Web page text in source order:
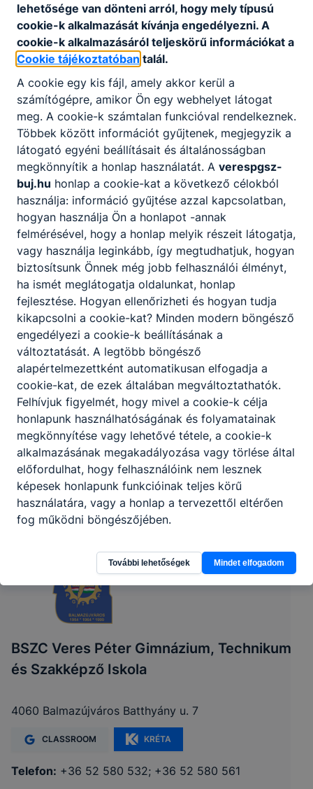
Megosztás
Partnereink
BSZC Veres Péter Gimnázium, Technikum
és Szakképző Iskola
4060 Balmazújváros Batthyány u. 7
CLASSROOM KRÉTA
Telefon: +36 52 580 532; +36 52 580 561
lehetősége van dönteni arról, hogy mely típusú
cookie-k alkalmazását kívánja engedélyezni. A
cookie-k alkalmazásáról teljeskörű információkat a
Cookie tájékoztatóban talál.
A cookie egy kis fájl, amely akkor kerül a
számítógépre, amikor Ön egy webhelyet látogat
meg. A cookie-k számtalan funkcióval rendelkeznek.
Többek között információt gyűjtenek, megjegyzik a
látogató egyéni beállításait és általánosságban
megkönnyítik a honlap használatát. A verespgsz-
buj.hu honlap a cookie-kat a következő célokból
használja: információ gyűjtése azzal kapcsolatban,
hogyan használja Ön a honlapot -annak
felmérésével, hogy a honlap melyik részeit látogatja,
vagy használja leginkább, így megtudhatjuk, hogyan
biztosítsunk Önnek még jobb felhasználói élményt,
ha ismét meglátogatja oldalunkat, honlap
fejlesztése. Hogyan ellenőrizheti és hogyan tudja
kikapcsolni a cookie-kat? Minden modern böngésző
engedélyezi a cookie-k beállításának a
változtatását. A legtöbb böngésző
alapértelmezettként automatikusan elfogadja a
cookie-kat, de ezek általában megváltoztathatók.
Felhívjuk figyelmét, hogy mivel a cookie-k célja
honlapunk használhatóságának és folyamatainak
megkönnyítése vagy lehetővé tétele, a cookie-k
alkalmazásának megakadályozása vagy törlése által
előfordulhat, hogy felhasználóink nem lesznek
képesek honlapunk funkcióinak teljes körű
használatára, vagy a honlap a tervezettől eltérően
fog működni böngészőjében.
További lehetőségek Mindet elfogadom